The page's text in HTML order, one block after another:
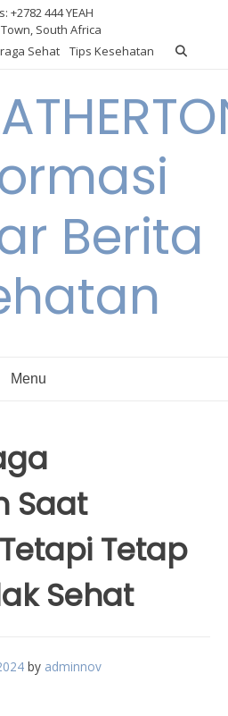
+2782 444 YEAH
South Africa
Sehat Tips Kesehatan
Berita
Menu
Saat
Tetap
Sehat
by adminnov